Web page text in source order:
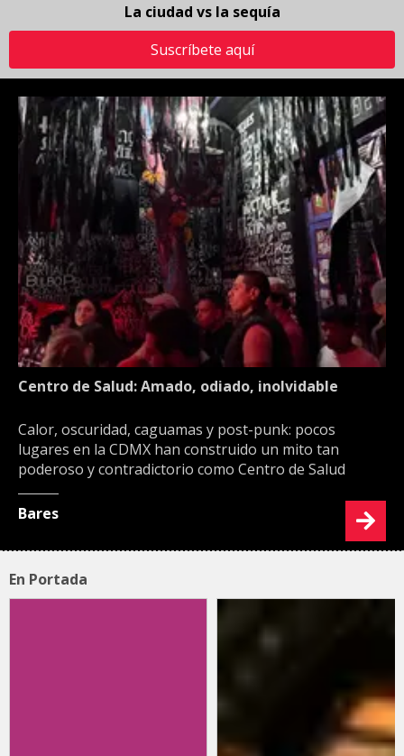
La ciudad vs la sequía
Suscríbete aquí
Centro de Salud: Amado, odiado, inolvidable
Calor, oscuridad, caguamas y post-punk: pocos
lugares en la CDMX han construido un mito tan
poderoso y contradictorio como Centro de Salud
Bares
En Portada